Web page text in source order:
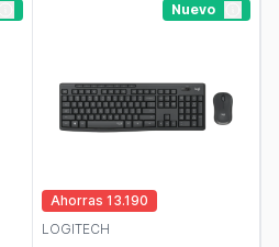
Nuevo
Ahorras 13.190
LOGITECH